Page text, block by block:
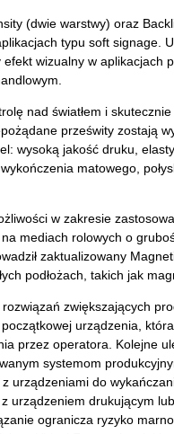
(dwie warstwy) oraz
typu soft signage.
wizualny w aplikacjach
nad światłem i
prześwity zostają
wysoką jakość druku,
matowego,
w zakresie
mediach rolowych o
zaktualizowany
podłożach, takich jak
zwiększających
urządzenia,
przez operatora. Kolejne
systemom
urządzeniami do
urządzeniem drukującym
ogranicza ryzyko